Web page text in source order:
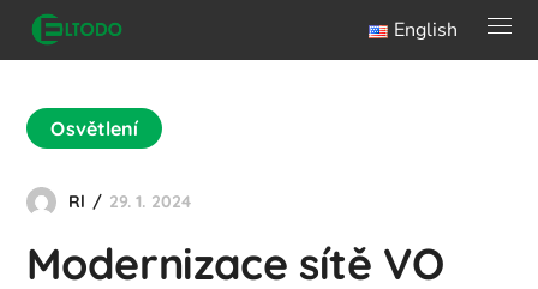
English
Osvětlení
Rl 29. 1. 2024
Modernizace sítě VO